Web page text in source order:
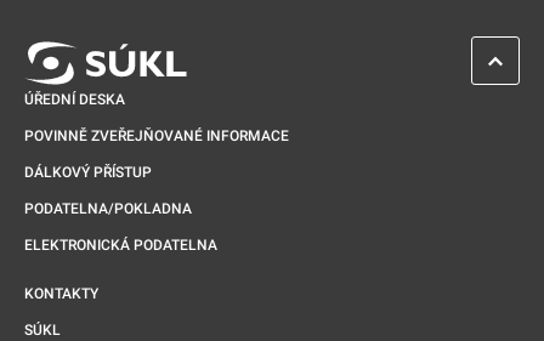
ÚŘEDNÍ DESKA
POVINNĚ ZVEŘEJŇOVANÉ INFORMACE
DÁLKOVÝ PŘÍSTUP
PODATELNA/POKLADNA
ELEKTRONICKÁ PODATELNA
KONTAKTY
SÚKL
ZPĚT